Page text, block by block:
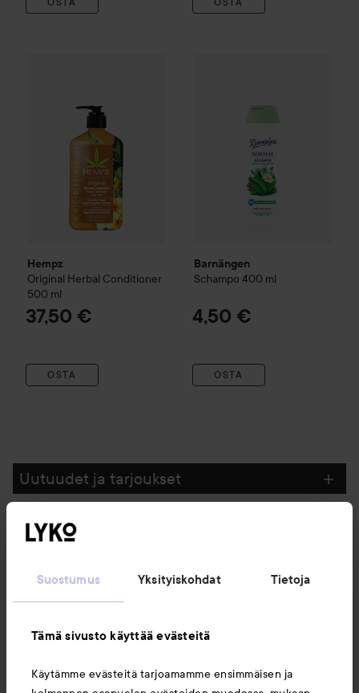
Suostumus Yksityiskohdat Tietoja
Tämä sivusto käyttää evästeitä
Käytämme evästeitä tarjoamamme ensimmäisen ja
Hempz
Original Herbal Conditioner
500 ml
37,50 €
OSTA
Barnängen
Schampo 400 ml
4,50 €
OSTA
Uutuudet ja tarjoukset
Seuraa meitä